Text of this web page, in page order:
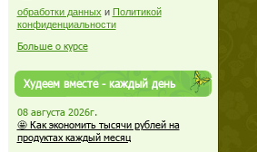
обработки данных и Политикой
конфиденциальности
Больше о курсе
Худеем вместе - каждый день
08 августа 2026г.
🤩 Как экономить тысячи рублей на
продуктах каждый месяц